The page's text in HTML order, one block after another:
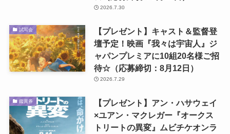
2026.7.30
試写会
【プレゼント】キャスト＆監督登
壇予定！映画『我々は宇宙人』ジ
ャパンプレミアに10組20名様ご招
待☆（応募締切：8月12日）
2026.7.29
鑑賞券
【プレゼント】アン・ハサウェイ
×ユアン・マクレガー『オークス
トリートの異変』ムビチケオンラ